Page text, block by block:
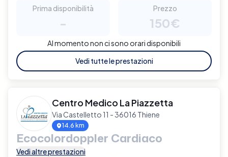
Prima disponibilità
-
Prezzo
150€
Al momento non ci sono orari disponibili
Vedi tutte le prestazioni
Centro Medico La Piazzetta
Via Castelletto 11 - 36016 Thiene
14.6 km
Ecocolordoppler Cardiaco
Vedi altre prestazioni